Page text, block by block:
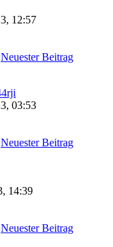
12:57
Neuester Beitrag
03:53
Neuester Beitrag
14:39
Neuester Beitrag